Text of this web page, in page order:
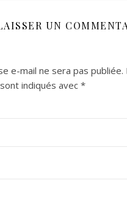
UN
e-mail ne sera pas publiée.
indiqués avec *